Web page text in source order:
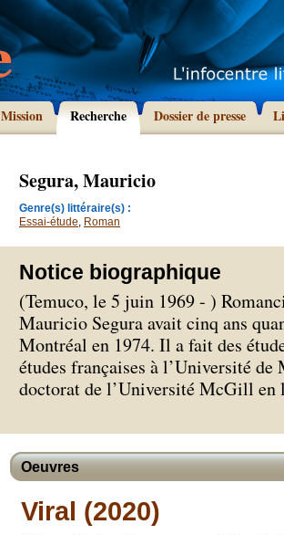
Mission Recherche Dossier de presse
Segura, Mauricio
Genre(s) littéraire(s) :
Essai-étude, Roman
Notice biographique
(Temuco, le 5 juin 1969 - )
Mauricio Segura avait cinq ans
Montréal en 1974. Il a fait des
études françaises à l’Université
doctorat de l’Université McGill en
Oeuvres
Viral (2020)